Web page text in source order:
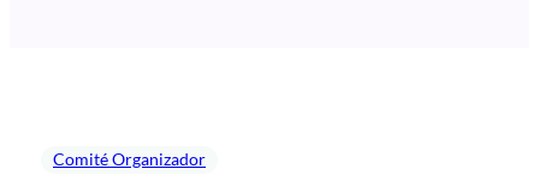
Comité Organizador